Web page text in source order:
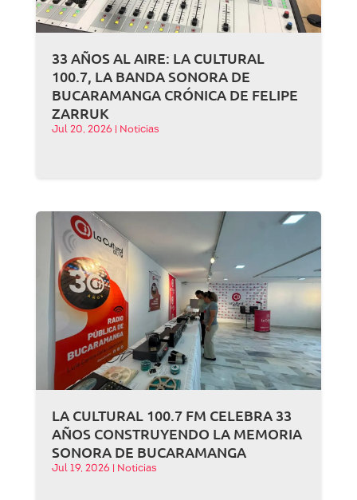
33 AÑOS AL AIRE: LA CULTURAL
100.7, LA BANDA SONORA DE
BUCARAMANGA CRÓNICA DE FELIPE
ZARRUK
Jul 20, 2026 Noticias
LA CULTURAL 100.7 FM CELEBRA 33
AÑOS CONSTRUYENDO LA MEMORIA
SONORA DE BUCARAMANGA
Jul 19, 2026 Noticias